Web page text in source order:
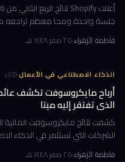
جلسة واحدة ومحا معظم تراجعه منذ
ربعية 3.58 مليار دولار بنمو 34%، وحجم بضائع إجمالي GMV بل
فاطمة الزهراء·٢٥ صفر ١٤٤٨ هـ
الذكاء الاصطناعي في الأعمال·
5د
أرباح مايكروسوفت تكشف
الذي تفتقر إليه ميتا
كشفت نتائج مايكروسوفت المالية
الشركات التي تستثمر في الذكاء
الكفاءة وخفض التكاليف، بينما
فاطمة الزهراء·٢٥ صفر ١٤٤٨ هـ